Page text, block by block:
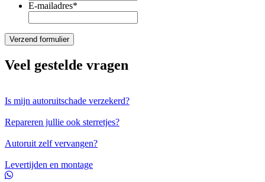
E-mailadres*
Veel gestelde vragen
Is mijn autoruitschade verzekerd?
Repareren jullie ook sterretjes?
Autoruit zelf vervangen?
Levertijden en montage